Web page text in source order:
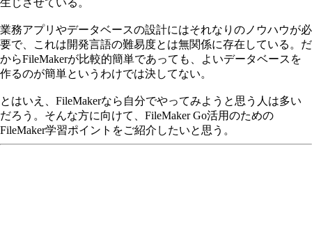
業務アプリやデータベースの設計にはそれなりのノウハウが必
要で、これは開発言語の難易度とは無関係に存在している。だ
からFileMakerが比較的簡単であっても、よいデータベースを
作るのが簡単というわけでは決してない。
とはいえ、FileMakerなら自分でやってみようと思う人は多い
だろう。そんな方に向けて、FileMaker Go活用のための
FileMaker学習ポイントをご紹介したいと思う。